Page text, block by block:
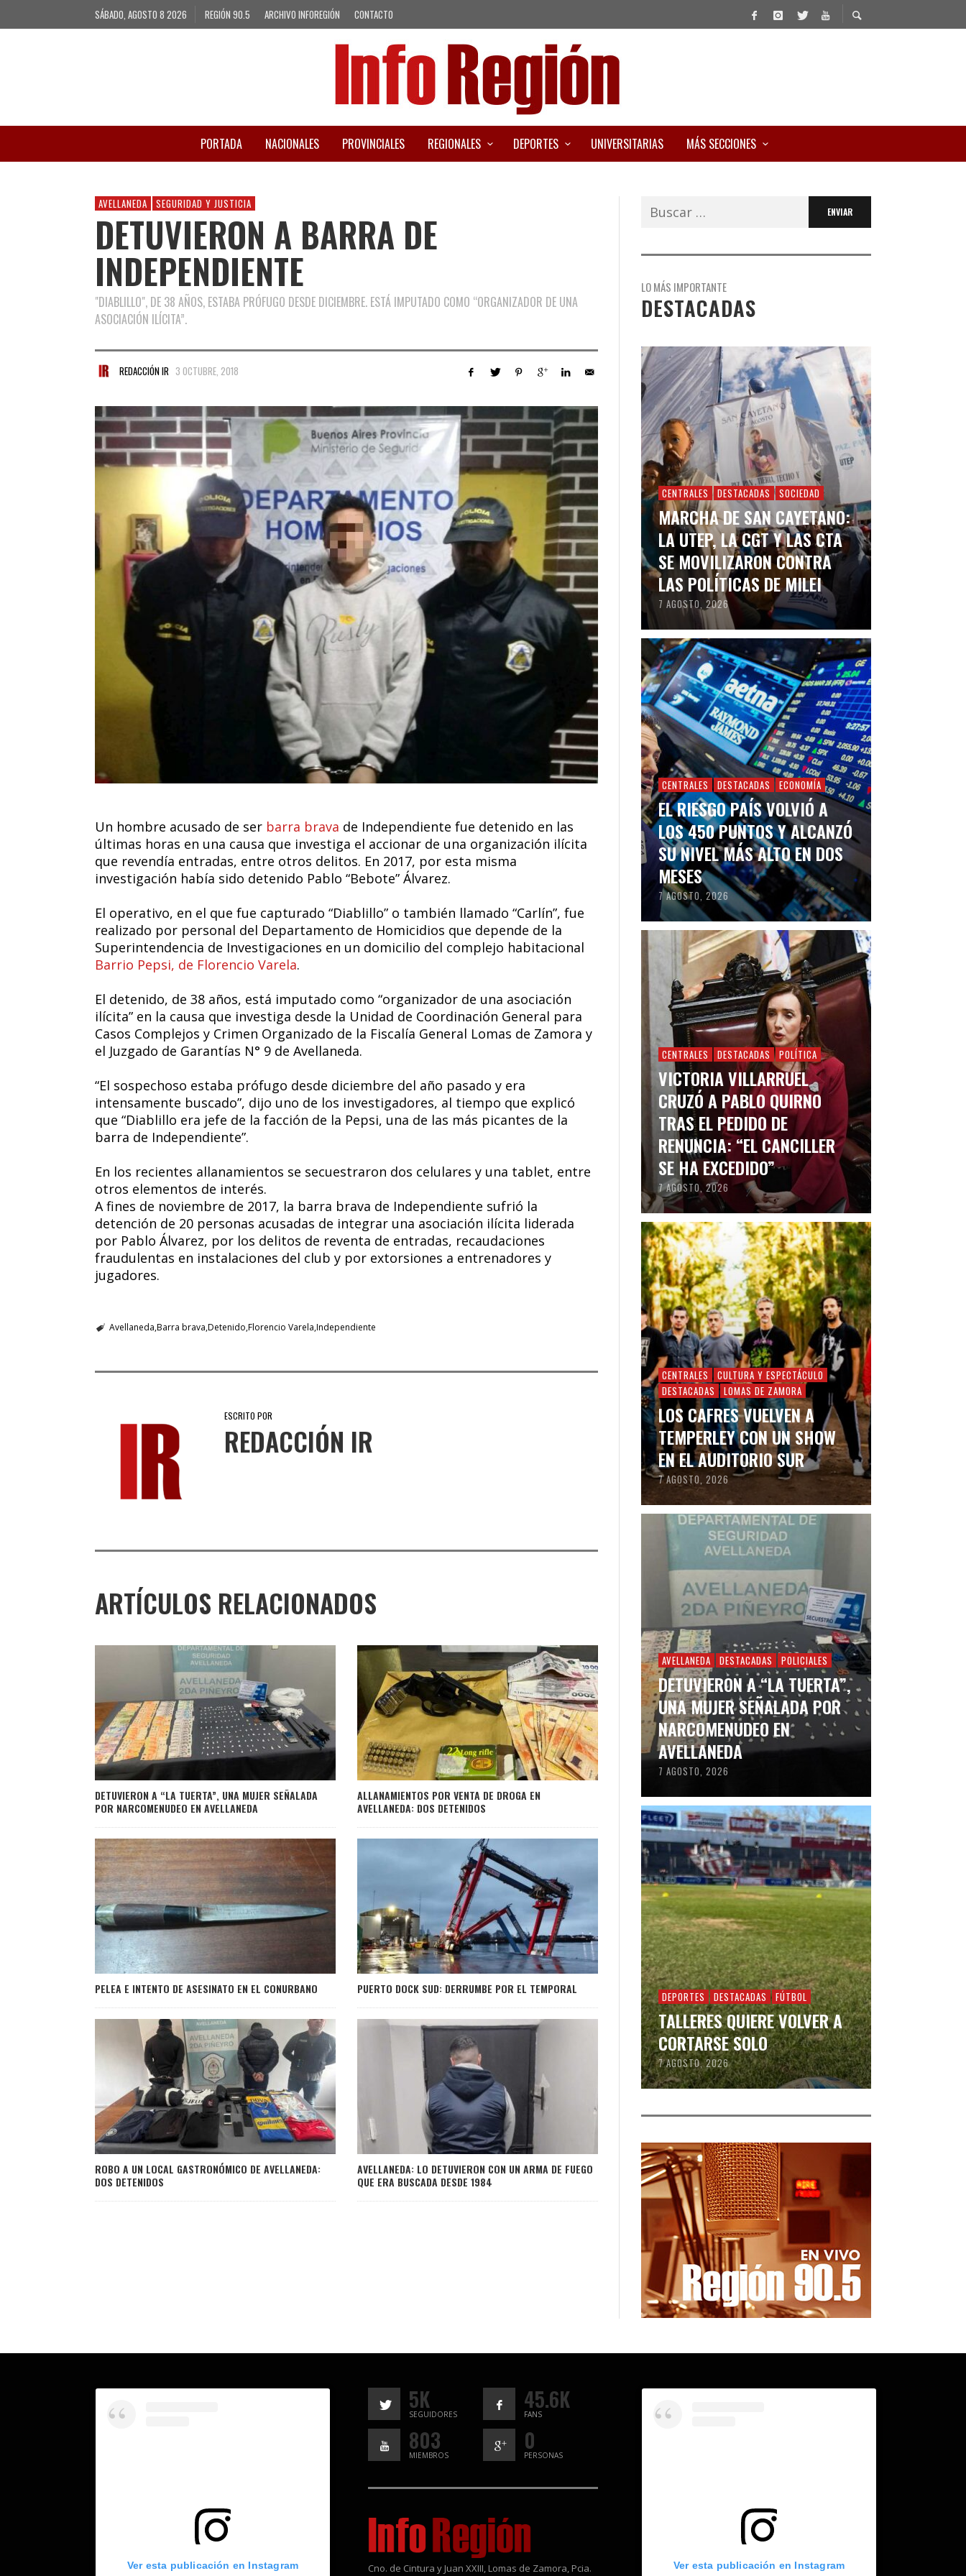
SÁBADO, AGOSTO 8 2026 REGIÓN 90.5 ARCHIVO INFOREGIÓN CONTACTO
PORTADA NACIONALES PROVINCIALES REGIONALES DEPORTES UNIVERSITARIAS MÁS SECCIONES
AVELLANEDA SEGURIDAD Y JUSTICIA
DETUVIERON A BARRA DE
INDEPENDIENTE
"DIABLILLO", DE 38 AÑOS, ESTABA PRÓFUGO DESDE DICIEMBRE. ESTÁ IMPUTADO COMO “ORGANIZADOR DE UNA
ASOCIACIÓN ILÍCITA”.
REDACCIÓN IR 3 OCTUBRE, 2018
Un hombre acusado de ser barra brava de Independiente fue detenido en las
últimas horas en una causa que investiga el accionar de una organización ilícita
que revendía entradas, entre otros delitos. En 2017, por esta misma
investigación había sido detenido Pablo “Bebote” Álvarez.
El operativo, en el que fue capturado “Diablillo” o también llamado “Carlín”, fue
realizado por personal del Departamento de Homicidios que depende de la
Superintendencia de Investigaciones en un domicilio del complejo habitacional
Barrio Pepsi, de Florencio Varela.
El detenido, de 38 años, está imputado como “organizador de una asociación
ilícita” en la causa que investiga desde la Unidad de Coordinación General para
Casos Complejos y Crimen Organizado de la Fiscalía General Lomas de Zamora y
el Juzgado de Garantías N° 9 de Avellaneda.
“El sospechoso estaba prófugo desde diciembre del año pasado y era
intensamente buscado”, dijo uno de los investigadores, al tiempo que explicó
que “Diablillo era jefe de la facción de la Pepsi, una de las más picantes de la
barra de Independiente”.
En los recientes allanamientos se secuestraron dos celulares y una tablet, entre
otros elementos de interés.
A fines de noviembre de 2017, la barra brava de Independiente sufrió la
detención de 20 personas acusadas de integrar una asociación ilícita liderada
por Pablo Álvarez, por los delitos de reventa de entradas, recaudaciones
fraudulentas en instalaciones del club y por extorsiones a entrenadores y
jugadores.
Avellaneda Barra brava Detenido Florencio Varela Independiente
ESCRITO POR
REDACCIÓN IR
ARTÍCULOS RELACIONADOS
DETUVIERON A “LA TUERTA”, UNA MUJER SEÑALADA
POR NARCOMENUDEO EN AVELLANEDA
ALLANAMIENTOS POR VENTA DE DROGA EN
AVELLANEDA: DOS DETENIDOS
PELEA E INTENTO DE ASESINATO EN EL CONURBANO PUERTO DOCK SUD: DERRUMBE POR EL TEMPORAL
ROBO A UN LOCAL GASTRONÓMICO DE AVELLANEDA:
DOS DETENIDOS
AVELLANEDA: LO DETUVIERON CON UN ARMA DE FUEGO
QUE ERA BUSCADA DESDE 1984
Buscar:
LO MÁS IMPORTANTE
DESTACADAS
CENTRALES DESTACADAS SOCIEDAD
MARCHA DE SAN CAYETANO:
LA UTEP, LA CGT Y LAS CTA
SE MOVILIZARON CONTRA
LAS POLÍTICAS DE MILEI
7 AGOSTO, 2026
CENTRALES DESTACADAS ECONOMÍA
EL RIESGO PAÍS VOLVIÓ A
LOS 450 PUNTOS Y ALCANZÓ
SU NIVEL MÁS ALTO EN DOS
MESES
7 AGOSTO, 2026
CENTRALES DESTACADAS POLÍTICA
VICTORIA VILLARRUEL
CRUZÓ A PABLO QUIRNO
TRAS EL PEDIDO DE
RENUNCIA: “EL CANCILLER
SE HA EXCEDIDO”
7 AGOSTO, 2026
CENTRALES
CULTURA Y ESPECTÁCULO
DESTACADAS
LOMAS DE ZAMORA
LOS CAFRES VUELVEN A
TEMPERLEY CON UN SHOW
EN EL AUDITORIO SUR
7 AGOSTO, 2026
AVELLANEDA DESTACADAS POLICIALES
DETUVIERON A “LA TUERTA”,
UNA MUJER SEÑALADA POR
NARCOMENUDEO EN
AVELLANEDA
7 AGOSTO, 2026
DEPORTES DESTACADAS FÚTBOL
TALLERES QUIERE VOLVER A
CORTARSE SOLO
7 AGOSTO, 2026
Ver esta publicación en Instagram
5K
SEGUIDORES
45.6K
FANS
803
MIEMBROS
0
PERSONAS
Cno. de Cintura y Juan XXIII, Lomas de Zamora, Pcia. Ver esta publicación en Instagram